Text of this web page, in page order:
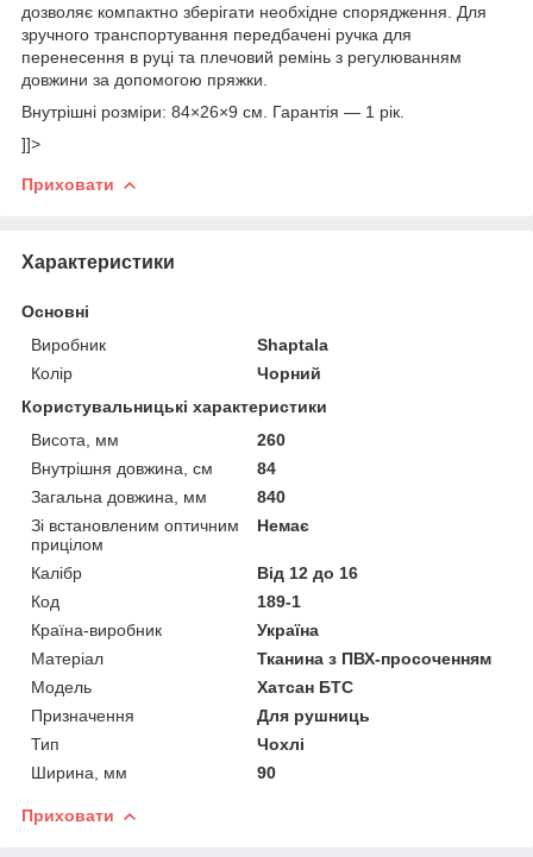
дозволяє компактно зберігати необхідне спорядження. Для
зручного транспортування передбачені ручка для
перенесення в руці та плечовий ремінь з регулюванням
довжини за допомогою пряжки.
Внутрішні розміри: 84×26×9 см. Гарантія — 1 рік.
]]>
Приховати
Характеристики
Основні
Виробник
Shaptala
Колір
Чорний
Користувальницькі характеристики
Висота, мм
260
Внутрішня довжина, см
84
Загальна довжина, мм
840
Зі встановленим оптичним
прицілом
Немає
Калібр
Від 12 до 16
Код
189-1
Країна-виробник
Україна
Матеріал
Тканина з ПВХ-просоченням
Мoдель
Хатсан БТС
Призначення
Для рушниць
Тип
Чохлі
Ширина, мм
90
Приховати